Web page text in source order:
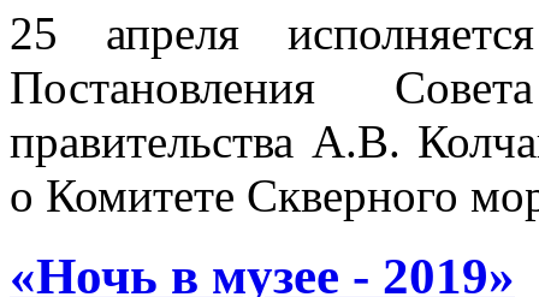
25 апреля
Постановления
правительства А.В.
о Комитете Скверного
«Ночь в музее - 2019»